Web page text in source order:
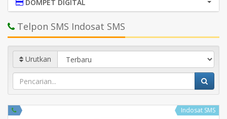
DOMPET DIGITAL
Telpon SMS Indosat SMS
Urutkan
Indosat SMS